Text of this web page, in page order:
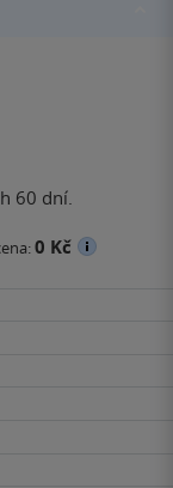
60 dní.
0 Kč